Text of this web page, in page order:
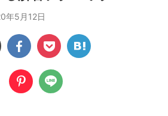
年5月12日